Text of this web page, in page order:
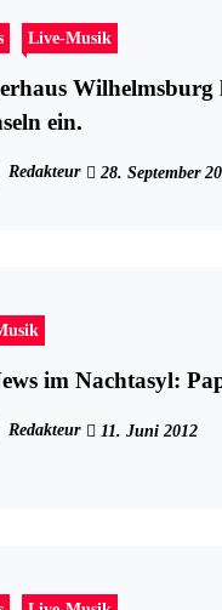
Live-Musik
ein.
Redakteur 28. September
im Nachtasyl:
Redakteur 11. Juni 2012